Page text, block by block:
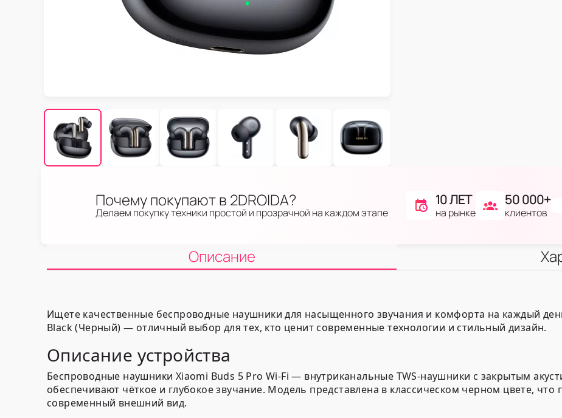
Почему покупают в 2DROIDA?
Делаем покупку техники простой и прозрачной на каждом этапе
10 ЛЕТ
на рынке
50 000+
клиентов
Описание
Ищете качественные беспроводные наушники для насыщенного звучания и комфорта на каждый
Black (Черный) — отличный выбор для тех, кто ценит современные технологии и стильный дизайн.
Описание устройства
Беспроводные наушники Xiaomi Buds 5 Pro Wi-Fi — внутриканальные TWS-наушники с закрытым
обеспечивают чёткое и глубокое звучание. Модель представлена в классическом черном цвете, что
современный внешний вид.